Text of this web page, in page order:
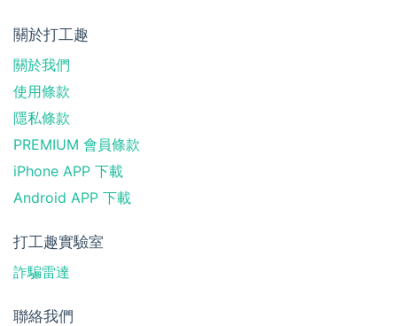
關於打工趣
關於我們
使用條款
隱私條款
PREMIUM 會員條款
iPhone APP 下載
Android APP 下載
打工趣實驗室
詐騙雷達
聯絡我們